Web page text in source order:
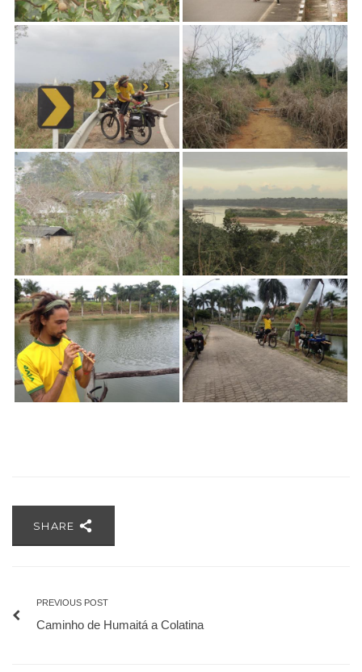
SHARE
PREVIOUS POST
Caminho de Humaitá a Colatina